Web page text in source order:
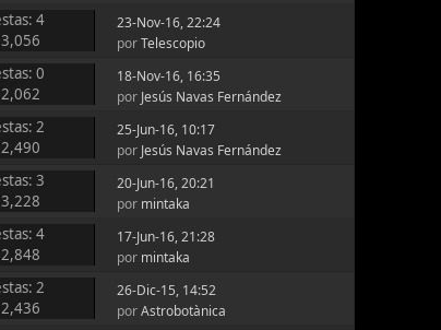
4
23-Nov-16, 22:24
porTelescopio
0
18-Nov-16, 16:35
por Jesús Navas Fernández
2
25-Jun-16, 10:17
por Jesús Navas Fernández
3
20-Jun-16, 20:21
por mintaka
4
17-Jun-16, 21:28
por mintaka
2
26-Dic-15, 14:52
porAstrobotànica